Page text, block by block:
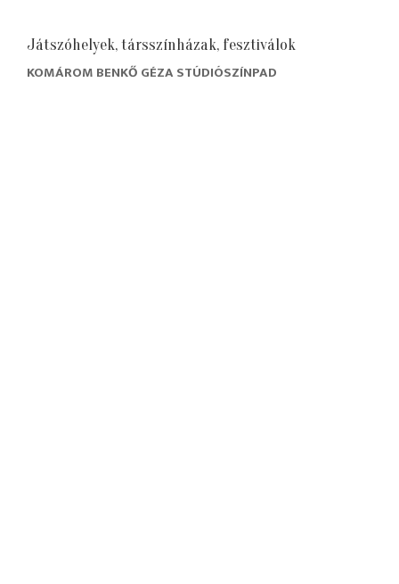
Játszóhelyek, társszínházak, fesztiválok
KOMÁROM BENKŐ GÉZA STÚDIÓSZÍNPAD